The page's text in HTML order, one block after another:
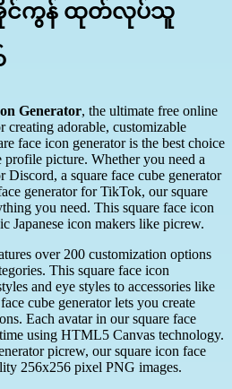
အိုင်ကွန် ထုတ်လုပ်သူ
Generator, the ultimate free online
creating adorable, customizable
face icon generator is the best choice
picture. Whether you need a
Discord, a square face cube generator
generator for TikTok, our square
you need. This square face icon
Japanese icon makers like picrew.
over 200 customization options
This square face icon
and eye styles to accessories like
cube generator lets you create
Each avatar in our square face
using HTML5 Canvas technology.
picrew, our square icon face
256x256 pixel PNG images.